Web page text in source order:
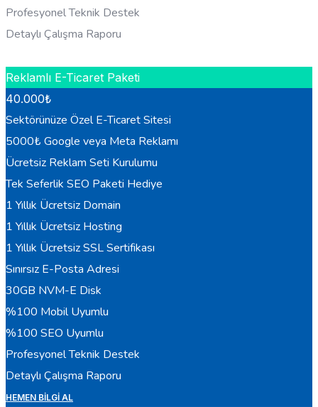
Profesyonel Teknik Destek
Detaylı Çalışma Raporu
Reklamlı E-Ticaret Paketi
40.000₺
Sektörünüze Özel E-Ticaret Sitesi
5000₺ Google veya Meta Reklamı
Ücretsiz Reklam Seti Kurulumu
Tek Seferlik SEO Paketi Hediye
1 Yıllık Ücretsiz Domain
1 Yıllık Ücretsiz Hosting
1 Yıllık Ücretsiz SSL Sertifikası
Sınırsız E-Posta Adresi
30GB NVM-E Disk
%100 Mobil Uyumlu
%100 SEO Uyumlu
Profesyonel Teknik Destek
Detaylı Çalışma Raporu
HEMEN BILGI AL